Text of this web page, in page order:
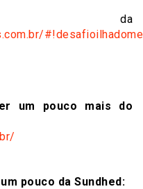
da
um pouco mais do
pouco da Sundhed: